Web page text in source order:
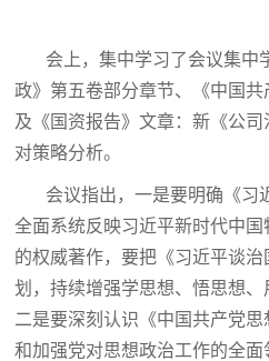
会上，集中学习了会议集中
政》第五卷部分章节、《中国
及《国资报告》文章：新《公
对策略分析。
会议指出，一是要明确《习
全面系统反映习近平新时代中
的权威著作，要把《习近平谈
划，持续增强学思想、悟思想、
二是要深刻认识《中国共产党
和加强党对思想政治工作的全